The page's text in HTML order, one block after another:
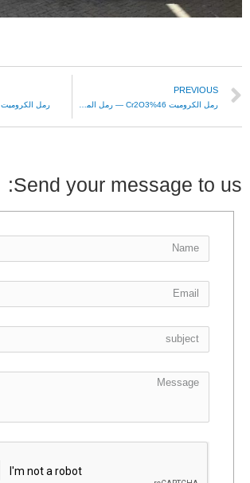
PREVIOUS
رمل الكروميت AFS30-40 من الصين
Send your message to us: